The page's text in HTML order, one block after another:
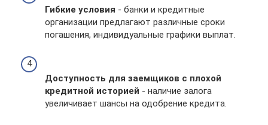
Гибкие условия - банки и кредитные
организации предлагают различные сроки
погашения, индивидуальные графики выплат.
Доступность для заемщиков с плохой
кредитной историей - наличие залога
увеличивает шансы на одобрение кредита.